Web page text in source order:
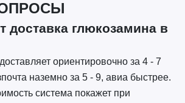
доставка глюкозамина в
ориентировочно за 4 - 7
наземно за 5 - 9, авиа быстрее.
система покажет при